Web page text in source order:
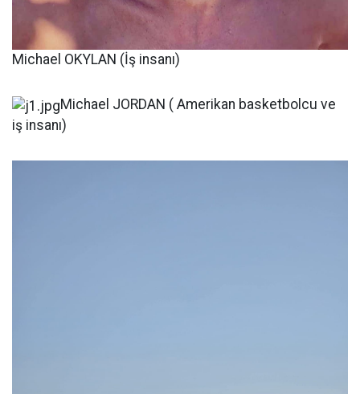
Michael OKYLAN (İş insanı)
Michael JORDAN ( Amerikan basketbolcu ve
iş insanı)